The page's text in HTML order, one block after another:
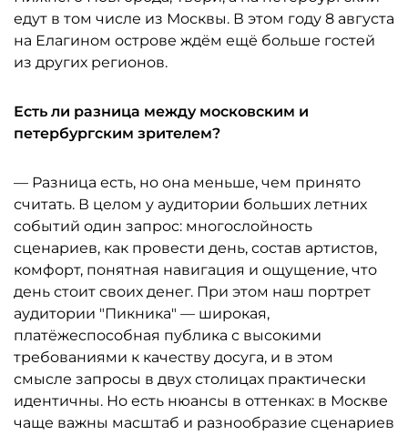
едут в том числе из Москвы. В этом году 8 августа
на Елагином острове ждём ещё больше гостей
из других регионов.
Есть ли разница между московским и
петербургским зрителем?
— Разница есть, но она меньше, чем принято
считать. В целом у аудитории больших летних
событий один запрос: многослойность
сценариев, как провести день, состав артистов,
комфорт, понятная навигация и ощущение, что
день стоит своих денег. При этом наш портрет
аудитории "Пикника" — широкая,
платёжеспособная публика с высокими
требованиями к качеству досуга, и в этом
смысле запросы в двух столицах практически
идентичны. Но есть нюансы в оттенках: в Москве
чаще важны масштаб и разнообразие сценариев